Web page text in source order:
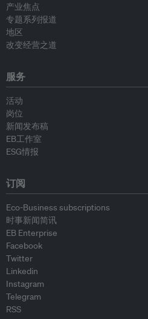
产业焦点
专题系列报道
地区
改变经营之道
服务
活动
岗位
新闻发布稿
EB工作室
ESG情报
订阅
Eco-Business subscriptions
时事新闻简讯
EB Enterprise
Facebook
Twitter
Linkedin
Instagram
Telegram
RSS